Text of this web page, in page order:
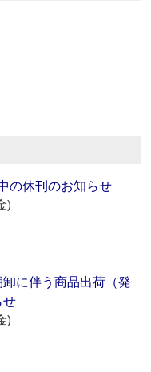
の休刊のお知らせ
)
に伴う商品出荷（発
せ
)